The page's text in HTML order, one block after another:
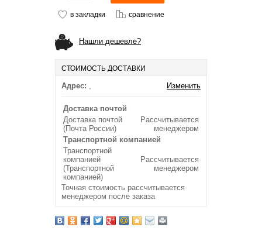
в закладки сравнение
Нашли дешевле?
СТОИМОСТЬ ДОСТАВКИ
Адрес: , Изменить
Доставка почтой
Доставка почтой
(Почта России)
Рассчитывается
менеджером
Транспортной компанией
Транспортной
компанией
(Транспортной
компанией)
Рассчитывается
менеджером
Точная стоимость рассчитывается
менеджером после заказа